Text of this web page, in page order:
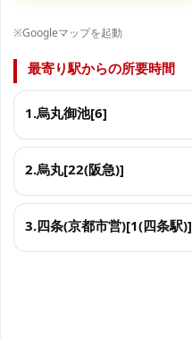
※Googleマップを起動
最寄り駅からの所要時間
1.烏丸御池[6]
2.烏丸[22(阪急)]
3.四条(京都市営)[1(四条駅)]